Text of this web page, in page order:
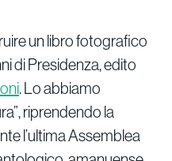
un libro fotografico
di Presidenza, edito
. Lo abbiamo
riprendendo la
l’ultima Assemblea